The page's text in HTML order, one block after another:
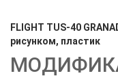
FLIGHT TUS-40
рисунком, пластик